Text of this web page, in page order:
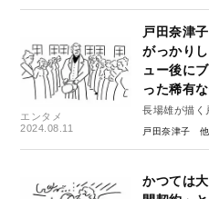
エンタメ
2024.08.11
戸田奈津
がっかり
ュー後に
った稀有
長場雄が描
ュー・ジャッ
戸田奈津子
かつては